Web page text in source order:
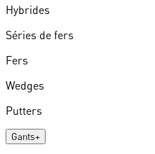
Hybrides
Séries de fers
Fers
Wedges
Putters
Gants+